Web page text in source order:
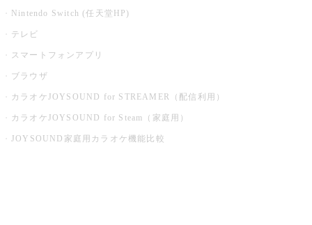
Nintendo Switch (任天堂HP)
テレビ
スマートフォンアプリ
ブラウザ
カラオケJOYSOUND for STREAMER（配信利用）
カラオケJOYSOUND for Steam（家庭用）
JOYSOUND家庭用カラオケ機能比較